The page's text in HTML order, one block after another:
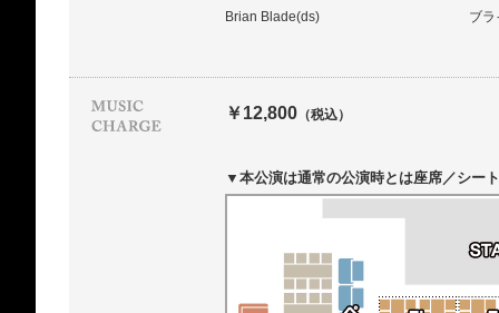
Brian Blade(ds)
ブ
￥12,800 （税込）
▼本公演は通常の公演時とは座席／シー